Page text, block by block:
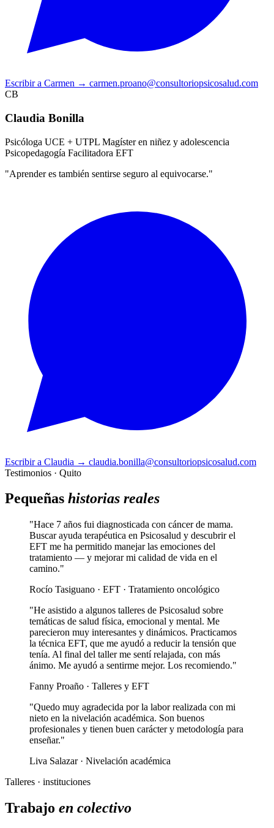
Escribir a Carmen → carmen.proano@consultoriopsicosalud.com
CB
Claudia Bonilla
Psicóloga UCE + UTPL Magíster en niñez y adolescencia
Psicopedagogía Facilitadora EFT
"Aprender es también sentirse seguro al equivocarse."
Escribir a Claudia → claudia.bonilla@consultoriopsicosalud.com
Testimonios · Quito
Pequeñas historias reales
"Hace 7 años fui diagnosticada con cáncer de mama.
Buscar ayuda terapéutica en Psicosalud y descubrir el
EFT me ha permitido manejar las emociones del
tratamiento — y mejorar mi calidad de vida en el
camino."
Rocío Tasiguano · EFT · Tratamiento oncológico
"He asistido a algunos talleres de Psicosalud sobre
temáticas de salud física, emocional y mental. Me
parecieron muy interesantes y dinámicos. Practicamos
la técnica EFT, que me ayudó a reducir la tensión que
tenía. Al final del taller me sentí relajada, con más
ánimo. Me ayudó a sentirme mejor. Los recomiendo."
Fanny Proaño · Talleres y EFT
"Quedo muy agradecida por la labor realizada con mi
nieto en la nivelación académica. Son buenos
profesionales y tienen buen carácter y metodología para
enseñar."
Liva Salazar · Nivelación académica
Talleres · instituciones
Trabajo en colectivo